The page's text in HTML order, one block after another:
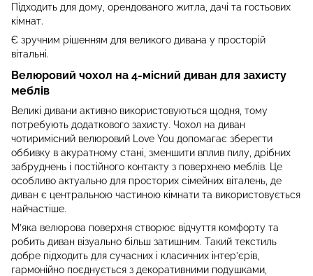
Підходить для дому, орендованого житла, дачі та гостьових
кімнат.
Є зручним рішенням для великого дивана у просторій
вітальні.
Велюровий чохол на 4-місний диван для захисту
меблів
Великі дивани активно використовуються щодня, тому
потребують додаткового захисту. Чохол на диван
чотиримісний велюровий Love You допомагає зберегти
оббивку в акуратному стані, зменшити вплив пилу, дрібних
забруднень і постійного контакту з поверхнею меблів. Це
особливо актуально для просторих сімейних віталень, де
диван є центральною частиною кімнати та використовується
найчастіше.
М’яка велюрова поверхня створює відчуття комфорту та
робить диван візуально більш затишним. Такий текстиль
добре підходить для сучасних і класичних інтер’єрів,
гармонійно поєднується з декоративними подушками,